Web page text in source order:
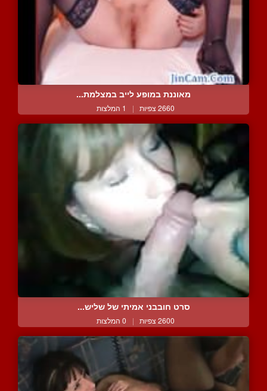
מאוננת במופע לייב במצלמת...
2660 צפיות | 1 המלצות
סרט חובבני אמיתי של שליש...
2600 צפיות | 0 המלצות